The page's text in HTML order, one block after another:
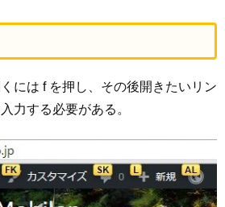
には f を押し、その後開きたいリン
力する必要がある。